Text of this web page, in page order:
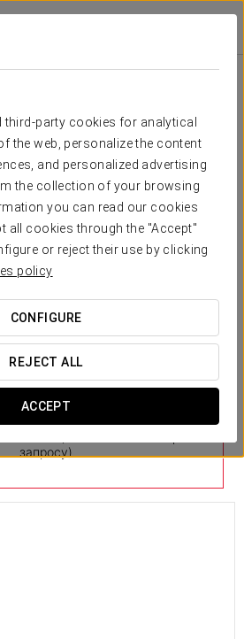
third-party cookies for analytical
the web, personalize the content
and personalized advertising
the collection of your browsing
you can read our cookies
all cookies through the "Accept"
or reject their use by clicking
policy
CONFIGURE
REJECT ALL
ACCEPT
вам комфорт и
отдых
к вашим услугам 63 просторных
номера, оформленных в
и продуманных до мельчайших
чувствовали себя как дома.
УСЛУГИ
запросу)